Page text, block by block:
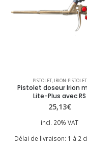
PISTOLET, IRION-PISTOLET
Pistolet doseur Irion
Lite-Plus avec RS
25,13€
incl. 20% VAT
Délai de livraison: 1 à 2